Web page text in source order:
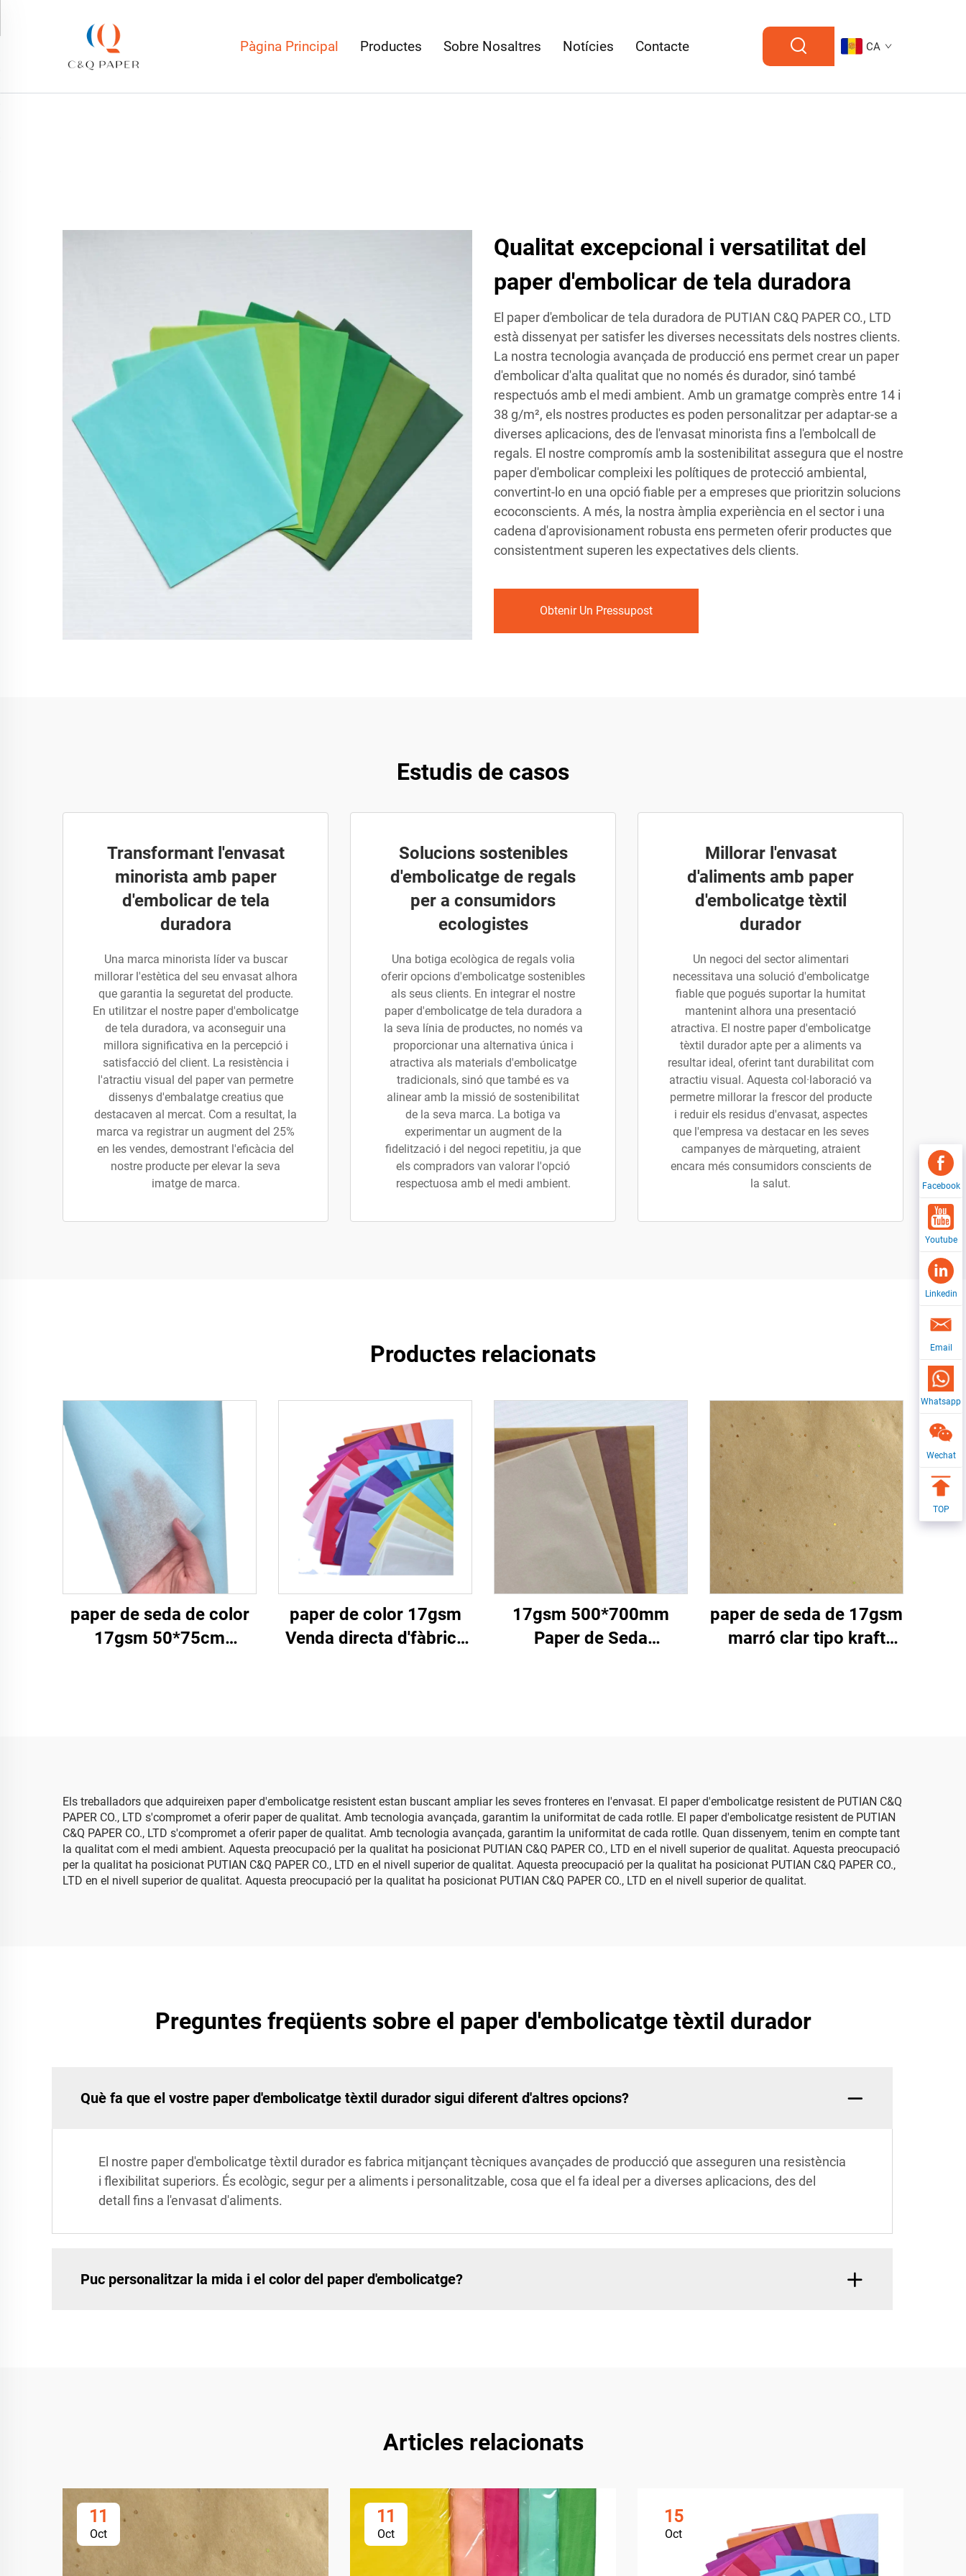
Pàgina Principal Productes Sobre Nosaltres Notícies Contacte CA
Qualitat excepcional i versatilitat del
paper d'embolicar de tela duradora
El paper d'embolicar de tela duradora de PUTIAN C&Q PAPER CO., LTD
està dissenyat per satisfer les diverses necessitats dels nostres clients.
La nostra tecnologia avançada de producció ens permet crear un paper
d'embolicar d'alta qualitat que no només és durador, sinó també
respectuós amb el medi ambient. Amb un gramatge comprès entre 14 i
38 g/m², els nostres productes es poden personalitzar per adaptar-se a
diverses aplicacions, des de l'envasat minorista fins a l'embolcall de
regals. El nostre compromís amb la sostenibilitat assegura que el nostre
paper d'embolicar compleixi les polítiques de protecció ambiental,
convertint-lo en una opció fiable per a empreses que prioritzin solucions
ecoconscients. A més, la nostra àmplia experiència en el sector i una
cadena d'aprovisionament robusta ens permeten oferir productes que
consistentment superen les expectatives dels clients.
Obtenir Un Pressupost
Estudis de casos
Transformant l'envasat
minorista amb paper
d'embolicar de tela
duradora
Una marca minorista líder va buscar
millorar l'estètica del seu envasat alhora
que garantia la seguretat del producte.
En utilitzar el nostre paper d'embolicatge
de tela duradora, va aconseguir una
millora significativa en la percepció i
satisfacció del client. La resistència i
l'atractiu visual del paper van permetre
dissenys d'embalatge creatius que
destacaven al mercat. Com a resultat, la
marca va registrar un augment del 25%
en les vendes, demostrant l'eficàcia del
nostre producte per elevar la seva
imatge de marca.
Solucions sostenibles
d'embolicatge de regals
per a consumidors
ecologistes
Una botiga ecològica de regals volia
oferir opcions d'embolicatge sostenibles
als seus clients. En integrar el nostre
paper d'embolicatge de tela duradora a
la seva línia de productes, no només va
proporcionar una alternativa única i
atractiva als materials d'embolicatge
tradicionals, sinó que també es va
alinear amb la missió de sostenibilitat
de la seva marca. La botiga va
experimentar un augment de la
fidelització i del negoci repetitiu, ja que
els compradors van valorar l'opció
respectuosa amb el medi ambient.
Millorar l'envasat
d'aliments amb paper
d'embolicatge tèxtil
durador
Un negoci del sector alimentari
necessitava una solució d'embolicatge
fiable que pogués suportar la humitat
mantenint alhora una presentació
atractiva. El nostre paper d'embolicatge
tèxtil durador apte per a aliments va
resultar ideal, oferint tant durabilitat com
atractiu visual. Aquesta col·laboració va
permetre millorar la frescor del producte
i reduir els residus d'envasat, aspectes
que l'empresa va destacar en les seves
campanyes de màrqueting, atraient
encara més consumidors conscients de
la salut.
Productes relacionats
paper de seda de color
17gsm 50*75cm
paper de color 17gsm
Venda directa d'fàbrica
17gsm 500*700mm
Paper de Seda
paper de seda de 17gsm
marró clar tipo kraft
Els treballadors que adquireixen paper d'embolicatge resistent estan buscant ampliar les seves fronteres en l'envasat. El paper d'embolicatge resistent de PUTIAN C&Q
PAPER CO., LTD s'compromet a oferir paper de qualitat. Amb tecnologia avançada, garantim la uniformitat de cada rotlle. El paper d'embolicatge resistent de PUTIAN
C&Q PAPER CO., LTD s'compromet a oferir paper de qualitat. Amb tecnologia avançada, garantim la uniformitat de cada rotlle. Quan dissenyem, tenim en compte tant
la qualitat com el medi ambient. Aquesta preocupació per la qualitat ha posicionat PUTIAN C&Q PAPER CO., LTD en el nivell superior de qualitat. Aquesta preocupació
per la qualitat ha posicionat PUTIAN C&Q PAPER CO., LTD en el nivell superior de qualitat. Aquesta preocupació per la qualitat ha posicionat PUTIAN C&Q PAPER CO.,
LTD en el nivell superior de qualitat. Aquesta preocupació per la qualitat ha posicionat PUTIAN C&Q PAPER CO., LTD en el nivell superior de qualitat.
Preguntes freqüents sobre el paper d'embolicatge tèxtil durador
Què fa que el vostre paper d'embolicatge tèxtil durador sigui diferent d'altres opcions?
El nostre paper d'embolicatge tèxtil durador es fabrica mitjançant tècniques avançades de producció que asseguren una resistència
i flexibilitat superiors. És ecològic, segur per a aliments i personalitzable, cosa que el fa ideal per a diverses aplicacions, des del
detall fins a l'envasat d'aliments.
Puc personalitzar la mida i el color del paper d'embolicatge?
Articles relacionats
11
Oct
11
Oct
15
Oct
Facebook
Youtube
Linkedin
Email
Whatsapp
Wechat
TOP